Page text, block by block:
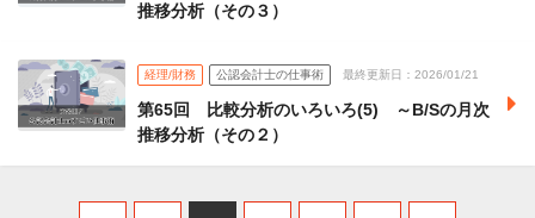
推移分析（その３）
経理/財務 公認会計士の仕事術 最終更新日：2026/01/21
第65回 比較分析のいろいろ(5) ～B/Sの月次
推移分析（その２）